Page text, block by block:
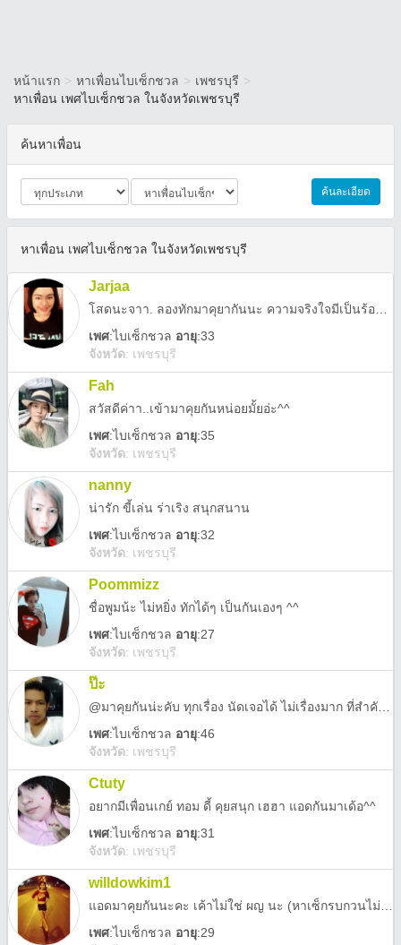
หน้าแรก > หาเพื่อนไบเซ็กชวล > เพชรบุรี >
หาเพื่อน เพศไบเซ็กชวล ในจังหวัดเพชรบุรี
ค้นหาเพื่อน
ค้นละเอียด
หาเพื่อน เพศไบเซ็กชวล ในจังหวัดเพชรบุรี
Jarjaa
เพศ:ไบเซ็กชวล อายุ:33
จังหวัด: เพชรบุรี
Fah
สวัสดีค่าา..เข้ามาคุยกันหน่อยมั้ยอ่ะ^^
เพศ:ไบเซ็กชวล อายุ:35
จังหวัด: เพชรบุรี
nanny
น่ารัก ขี้เล่น ร่าเริง สนุกสนาน
เพศ:ไบเซ็กชวล อายุ:32
จังหวัด: เพชรบุรี
Poommizz
ชื่อพูมน้ะ ไม่หยิ่ง ทักได้ๆ เป็นกันเองๆ ^^
เพศ:ไบเซ็กชวล อายุ:27
จังหวัด: เพชรบุรี
ป๊ะ
เพศ:ไบเซ็กชวล อายุ:46
จังหวัด: เพชรบุรี
Ctuty
อยากมีเพื่อนเกย์ ทอม ดี้ คุยสนุก เฮฮา แอดกันมาเด้อ^^
เพศ:ไบเซ็กชวล อายุ:31
จังหวัด: เพชรบุรี
willdowkim1
เพศ:ไบเซ็กชวล อายุ:29